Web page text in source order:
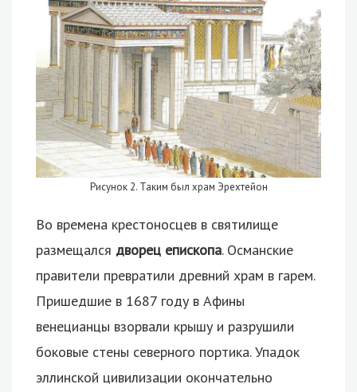
Рисунок 2. Таким был храм Эрехтейон
Во времена крестоносцев в святилище
размещался дворец епископа. Османские
правители превратили древний храм в гарем.
Пришедшие в 1687 году в Афины
венецианцы взорвали крышу и разрушили
боковые стены северного портика. Упадок
эллинской цивилизации окончательно